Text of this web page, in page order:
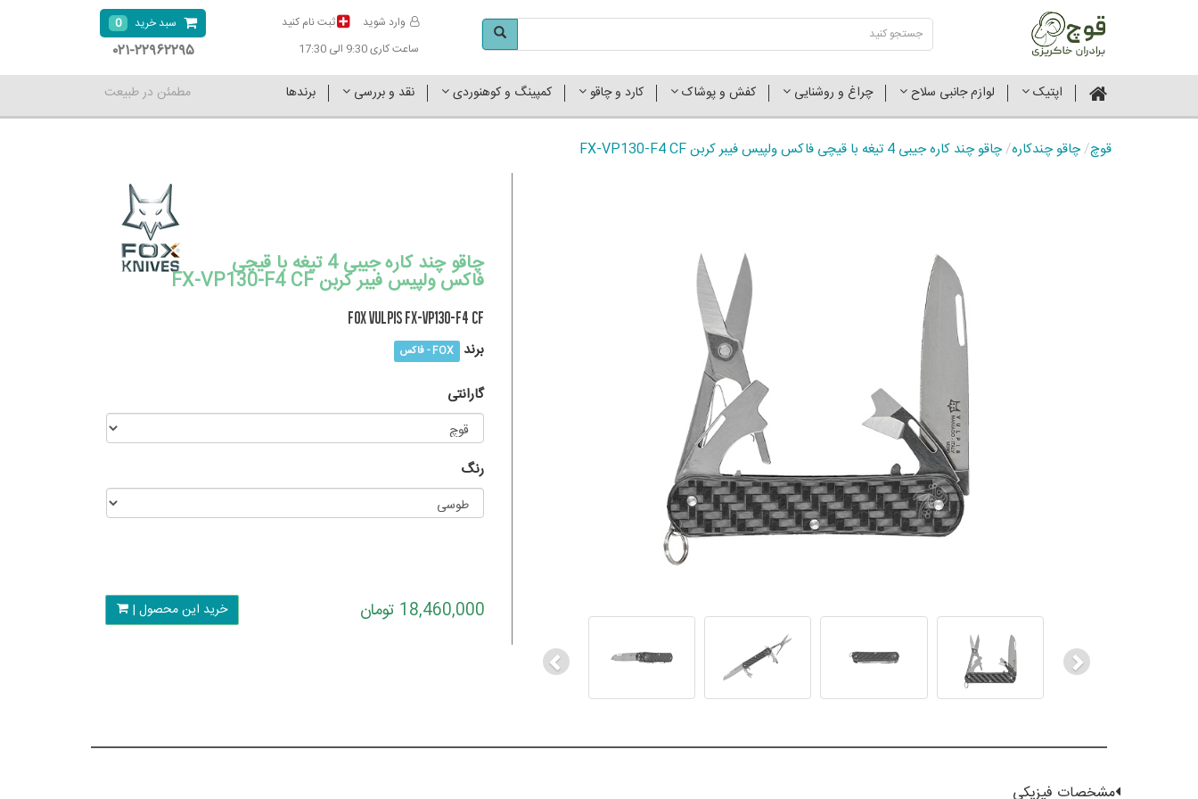
وارد شوید
ثبت نام کنید
ساعت کاری 9:30 الی 17:30
سبد خرید 0
۰۲۱-۲۲۹۶۲۲۹۵
اپتیک لوازم جانبی سلاح چراغ و روشنایی کفش و پوشاک کارد و چاقو کمپینگ و کوهنوردی نقد و بررسی برندها مطمئن در طبیعت
قوچ/چاقو چندکاره/چاقو چند کاره جیبی 4 تیغه با قیچی فاکس ولپیس فیبر کربن FX-VP130-F4 CF
Previous
چاقو چند کاره جیبی 4 تیغه با قیچی
فاکس ولپیس فیبر کربن FX-VP130-F4 CF
FOX VULPIS FX-VP130-F4 CF
برند FOX - فاکس
گارانتی
رنگ
18,460,000 تومان خرید این محصول |
مشخصات فیزیکی